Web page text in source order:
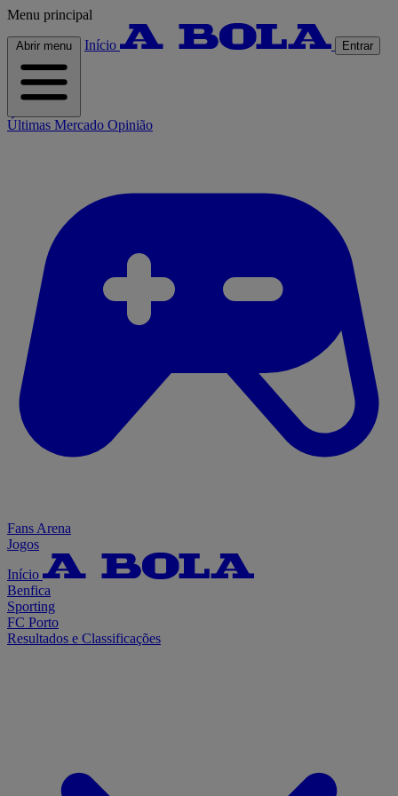
Menu principal
Abrir menu Início Entrar
Últimas Mercado Opinião
Fans Arena
Jogos
Início
Benfica
Sporting
FC Porto
Resultados e Classificações